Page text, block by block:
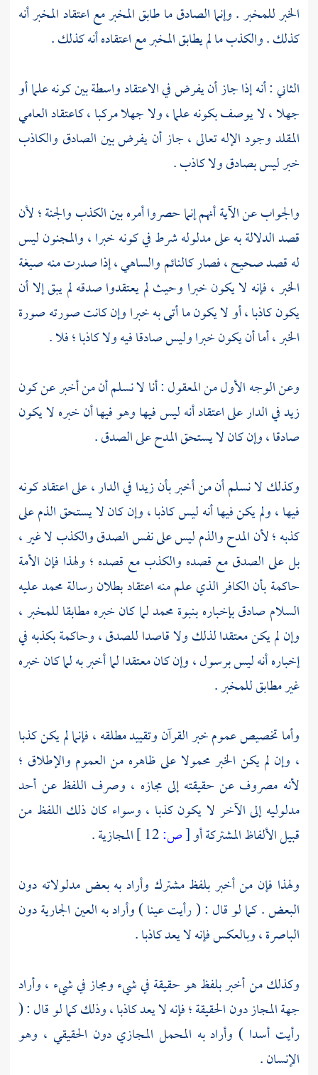
الخبر للمخبر . وإنما الصادق ما طابق المخبر مع اعتقاد المخبر أنه
كذلك . والكذب ما لم يطابق المخبر مع اعتقاده أنه كذلك .
الثاني : أنه إذا جاز أن يفرض في الاعتقاد واسطة بين كونه علما أو
جهلا ، لا يوصف بكونه علما ، ولا جهلا مركبا ، كاعتقاد العامي
المقلد وجود الإله تعالى ، جاز أن يفرض بين الصادق والكاذب
خبر ليس بصادق ولا كاذب .
والجواب عن الآية أنهم إنما حصروا أمره بين الكذب والجنة ؛ لأن
قصد الدلالة به على مدلوله شرط في كونه خبرا ، والمجنون ليس
له قصد صحيح ، فصار كالنائم والساهي ، إذا صدرت منه صيغة
الخبر ، فإنه لا يكون خبرا وحيث لم يعتقدوا صدقه لم يبق إلا أن
يكون كاذبا ، أو لا يكون ما أتى به خبرا وإن كانت صورته صورة
الخبر ، أما أن يكون خبرا وليس صادقا فيه ولا كاذبا ؛ فلا .
وعن الوجه الأول من المعقول : أنا لا نسلم أن من أخبر عن كون
زيد في الدار على اعتقاد أنه ليس فيها وهو فيها أن خبره لا يكون
صادقا ، وإن كان لا يستحق المدح على الصدق .
وكذلك لا نسلم أن من أخبر بأن زيدا في الدار ، على اعتقاد كونه
فيها ، ولم يكن فيها أنه ليس كاذبا ، وإن كان لا يستحق الذم على
كذبه ؛ لأن المدح والذم ليس على نفس الصدق والكذب لا غير ،
بل على الصدق مع قصده والكذب مع قصده ؛ ولهذا فإن الأمة
حاكمة بأن الكافر الذي علم منه اعتقاد بطلان رسالةمحمدعليه
السلام صادق بإخباره بنبوةمحمدلما كان خبره مطابقا للمخبر ،
وإن لم يكن معتقدا لذلك ولا قاصدا للصدق ، وحاكمة بكذبه في
إخباره أنه ليس برسول ، وإن كان معتقدا لما أخبر به لما كان خبره
غير مطابق للمخبر .
وأما تخصيص عموم خبر القرآن وتقييد مطلقه ، فإنما لم يكن كذبا
، وإن لم يكن الخبر محمولا على ظاهره من العموم والإطلاق ؛
لأنه مصروف عن حقيقته إلى مجازه ، وصرف اللفظ عن أحد
مدلوليه إلى الآخر لا يكون كذبا ، وسواء كان ذلك اللفظ من
قبيل الألفاظ المشتركة أو[ص:
المجازية .
ولهذا فإن من أخبر بلفظ مشترك وأراد به بعض مدلولاته دون
البعض . كما لو قال : ( رأيت عينا ) وأراد به العين الجارية دون
الباصرة ، وبالعكس فإنه لا يعد كاذبا .
وكذلك من أخبر بلفظ هو حقيقة في شيء ومجاز في شيء ، وأراد
جهة المجاز دون الحقيقة ؛ فإنه لا يعد كاذبا ، وذلك كما لو قال : (
رأيت أسدا ) وأراد به المحمل المجازي دون الحقيقي ، وهو
الإنسان .